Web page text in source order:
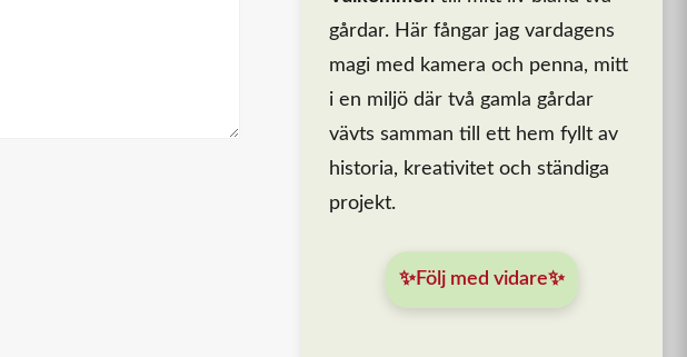
gårdar. Här fångar jag vardagens
magi med kamera och penna, mitt
i en miljö där två gamla gårdar
vävts samman till ett hem fyllt av
historia, kreativitet och ständiga
projekt.
✨Följ med vidare✨